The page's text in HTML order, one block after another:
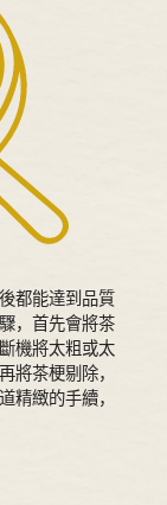
都能達到品質
，首先會將茶
機將太粗或太
將茶梗剔除，
精緻的手續，